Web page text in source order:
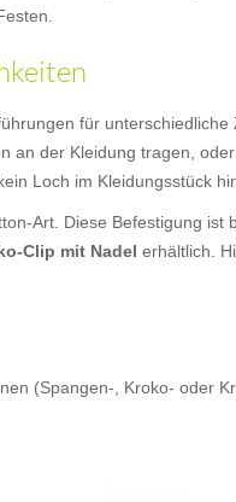
für
an der Kleidung tragen,
Loch im Kleidungsstück
Art. Diese Befestigung
Clip mit Nadel erhältlich.
(Spangen-, Kroko- oder